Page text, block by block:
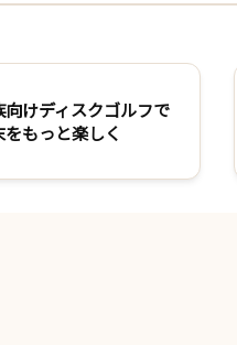
向けディスクゴルフで
をもっと楽しく